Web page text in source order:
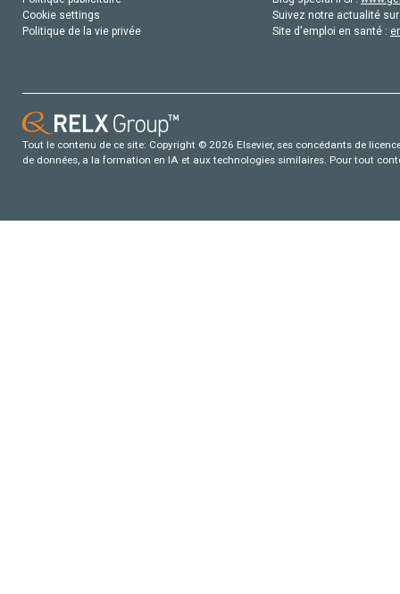
Cookie settings
Politique de la vie privée
Suivez notre actualité
Site d'emploi en santé :
Tout le contenu de ce site: Copyright © 2026 Elsevier, ses concédants de
de données, a la formation en IA et aux technologies similaires. Pour tout